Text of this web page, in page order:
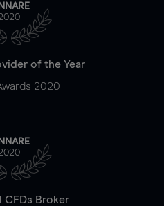
of the Year
2020
CFDs Broker